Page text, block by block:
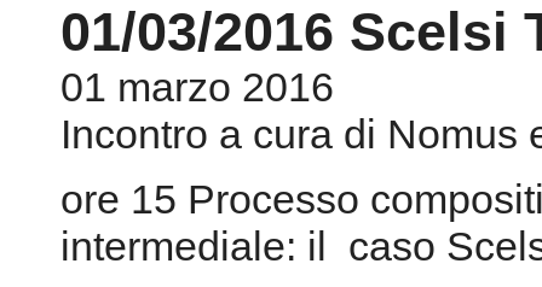
01/03/2016 Scelsi
01 marzo 2016
Incontro a cura di Nomus
ore 15 Processo
intermediale: il caso